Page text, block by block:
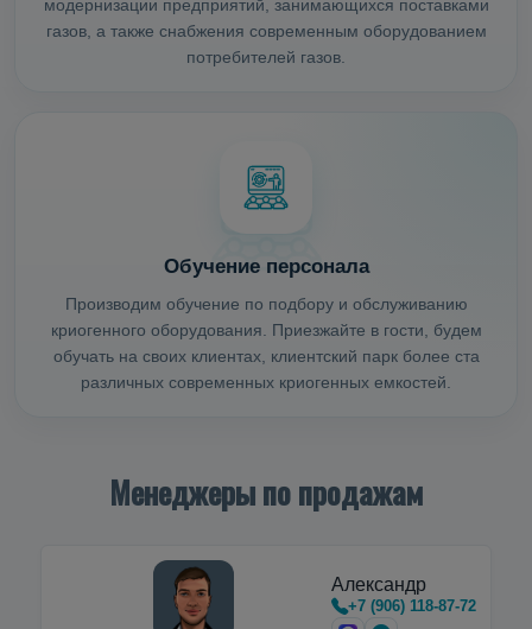
модернизации предприятий, занимающихся поставками
газов, а также снабжения современным оборудованием
потребителей газов.
Обучение персонала
Производим обучение по подбору и обслуживанию
криогенного оборудования. Приезжайте в гости, будем
обучать на своих клиентах, клиентский парк более ста
различных современных криогенных емкостей.
Менеджеры по продажам
Александр
+7 (906) 118-87-72